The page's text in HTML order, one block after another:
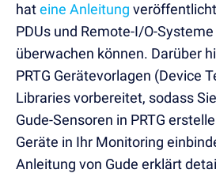
hateine Anleitung
PDUs und Remote-I/O-Systeme
überwachen können. Darüber
PRTG Gerätevorlagen (Device
Libraries vorbereitet, sodass
Gude-Sensoren in PRTG
Geräte in Ihr Monitoring
Anleitung von Gude erklärt